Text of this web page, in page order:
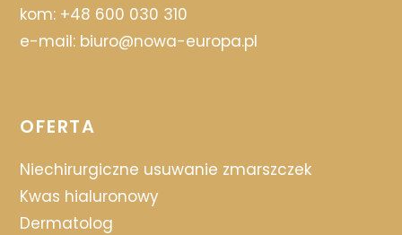
kom: +48 600 030 310
e-mail: biuro@nowa-europa.pl
OFERTA
Niechirurgiczne usuwanie zmarszczek
Kwas hialuronowy
Dermatolog